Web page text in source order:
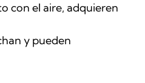
con el aire, adquieren
y pueden